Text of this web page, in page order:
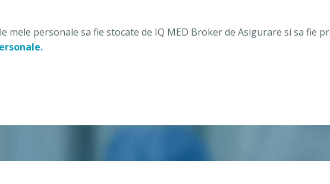
mele personale sa fie stocate de IQ MED Broker de Asigurare si sa fie